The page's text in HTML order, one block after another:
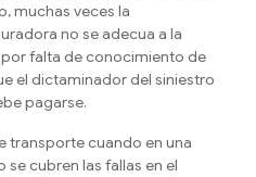
muchas veces la
no se adecua a la
falta de conocimiento de
el dictaminador del siniestro
pagarse.
transporte cuando en una
se cubren las fallas en el